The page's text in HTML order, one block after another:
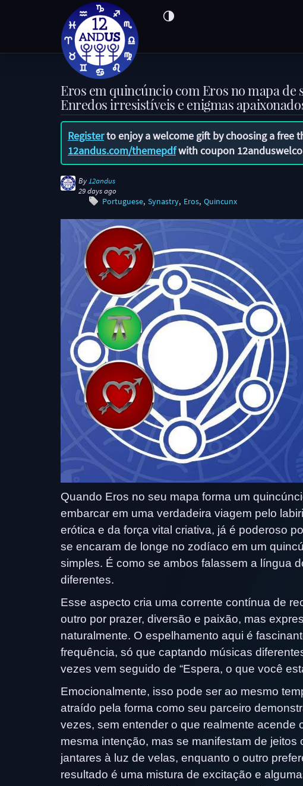
Eros em quincúncio com Eros no mapa de
Enredos irresistíveis e enigmas
Registerto enjoy a welcome gift by choosing a free
12andus.com/themepdfwith coupon
By 12andus
29 days ago
Portuguese Synastry Eros Quincunx
Quando Eros no seu mapa forma um
embarcar em uma verdadeira viagem pelo
erótica e da força vital criativa, já é poderoso
se encaram de longe no zodíaco em um
simples. É como se ambos falassem a língua
diferentes.
Esse aspecto cria uma corrente contínua de
outro por prazer, diversão e paixão, mas
naturalmente. O espelhamento aqui é
frequência, só que captando músicas
vezes vem seguido de “Espera, o que você
Emocionalmente, isso pode ser ao mesmo
atraído pela forma como seu parceiro
vezes, sem entender o que realmente acende
mesma intenção, mas se manifestam de
jantares à luz de velas, enquanto o outro
resultado é uma mistura de excitação e